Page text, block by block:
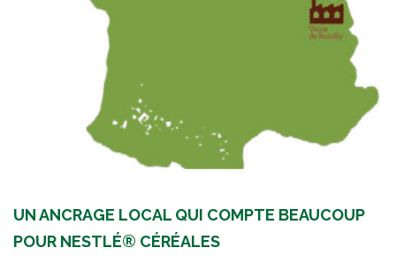
UN ANCRAGE LOCAL QUI COMPTE BEAUCOUP
POUR NESTLÉ® CÉRÉALES